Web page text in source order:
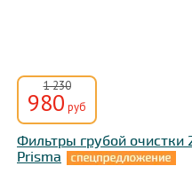
1 230
980 руб
Фильтры грубой очистки
Prisma